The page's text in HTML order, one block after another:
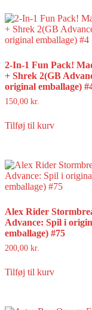
2-In-1 Fun Pack!
+ Shrek 2(GB
original emballage)
150,00 kr.
Tilføj til kurv
Alex Rider
Advance: Spil i
emballage) #75
200,00 kr.
Tilføj til kurv